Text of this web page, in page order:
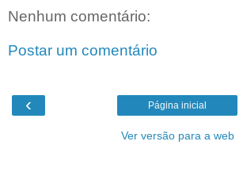
Nenhum comentário:
Postar um comentário
‹ Página inicial
Ver versão para a web